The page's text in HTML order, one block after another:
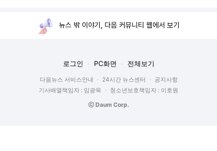
뉴스 밖 이야기, 다음 커뮤니티 웹에서 보기
로그인 PC화면 전체보기
다음뉴스 서비스안내 24시간 뉴스센터
공지사항
기사배열책임자 : 임광욱
청소년보호책임자 : 이호원
ⓒ Daum Corp.